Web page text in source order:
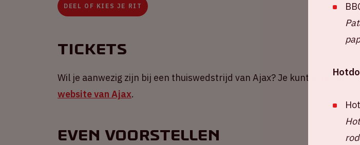
DEEL OF KIES JE RIT
Tickets
Wil je aanwezig zijn bij een thuiswedstrijd van Ajax? Je kunt je tickets
website van Ajax.
Even voorstellen